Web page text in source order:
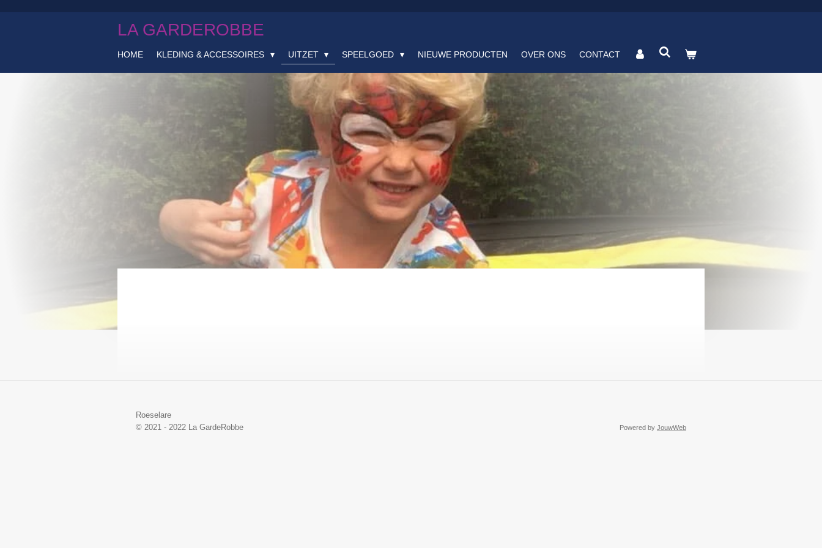
LA GARDEROBBE
HOME KLEDING & ACCESSOIRES UITZET SPEELGOED NIEUWE PRODUCTEN OVER ONS CONTACT
Roeselare
© 2021 - 2022 La GardeRobbe
Powered by JouwWeb